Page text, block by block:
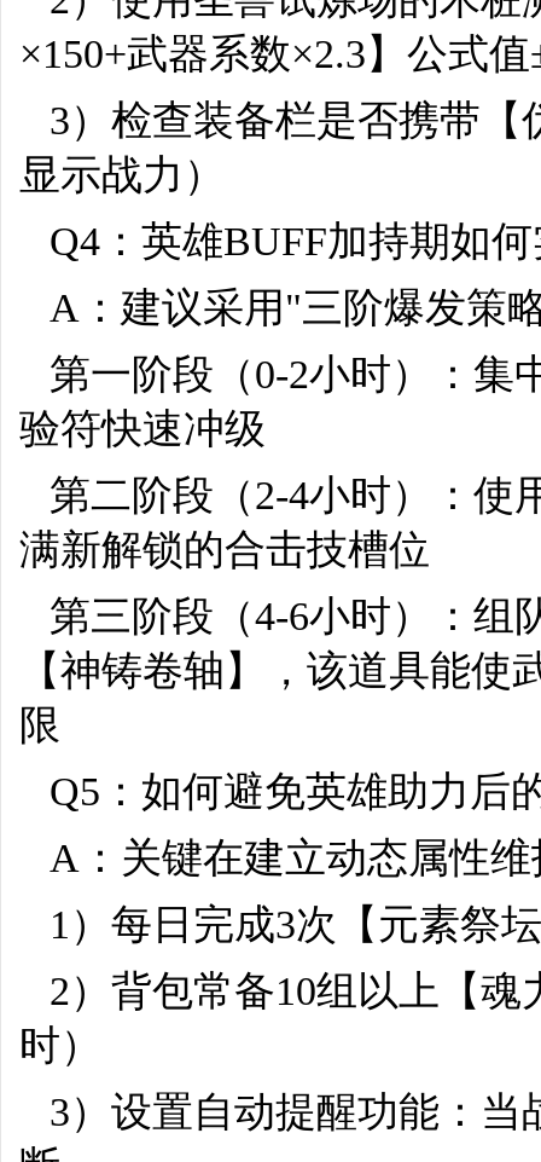
×150+武器系数×2.3】公式
3）检查装备栏是否携带【
显示战力）
Q4：英雄BUFF加持期如
A：建议采用"三阶爆发策
第一阶段（0-2小时）：集
验符快速冲级
第二阶段（2-4小时）：使
满新解锁的合击技槽位
第三阶段（4-6小时）：组
【神铸卷轴】，该道具能
限
Q5：如何避免英雄助力后
A：关键在建立动态属性
1）每日完成3次【元素祭
2）背包常备10组以上【
时）
3）设置自动提醒功能：